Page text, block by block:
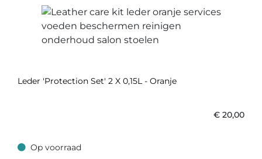
Leder 'Protection Set' 2 X 0,15L - Oranje
€ 20,00
Op voorraad
Op voorraad